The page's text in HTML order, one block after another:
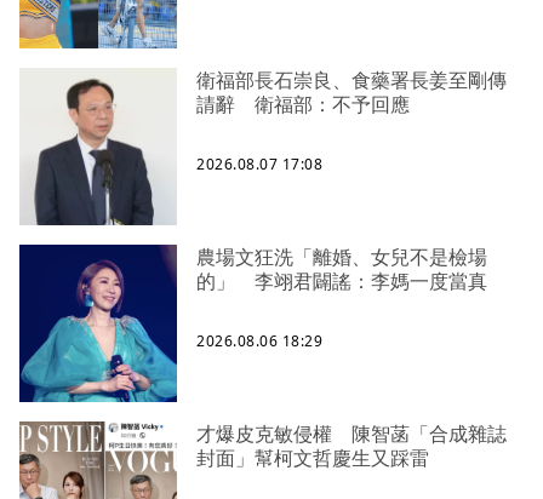
衛福部長石崇良、食藥署長姜至剛傳
請辭 衛福部：不予回應
2026.08.07 17:08
農場文狂洗「離婚、女兒不是檢場
的」 李翊君闢謠：李媽一度當真
2026.08.06 18:29
才爆皮克敏侵權 陳智菡「合成雜誌
封面」幫柯文哲慶生又踩雷